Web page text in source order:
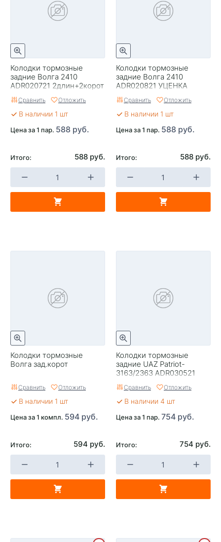
Колодки тормозные
задние Волга 2410
ADR020721 2длин+2корот
УЦЕНКА
Сравнить Отложить
В наличии 1 шт
Цена за 1 пар. 588 руб.
Итого: 588 руб.
Колодки тормозные
задние Волга 2410
ADR020821 УЦЕНКА
Сравнить Отложить
В наличии 1 шт
Цена за 1 пар. 588 руб.
Итого: 588 руб.
Колодки тормозные
Волга зад.корот
Сравнить Отложить
В наличии 1 шт
Цена за 1 компл. 594 руб.
Итого: 594 руб.
Колодки тормозные
задние UAZ Patriot-
3163/2363 ADR030521
Сравнить Отложить
В наличии 4 шт
Цена за 1 пар. 754 руб.
Итого: 754 руб.